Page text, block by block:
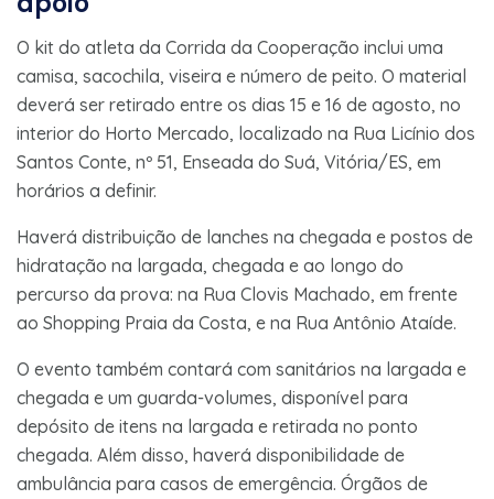
O kit do atleta da Corrida da Cooperação inclui uma
camisa, sacochila, viseira e número de peito. O material
deverá ser retirado entre os dias 15 e 16 de agosto, no
interior do Horto Mercado, localizado na Rua Licínio dos
Santos Conte, nº 51, Enseada do Suá, Vitória/ES, em
horários a definir.
Haverá distribuição de lanches na chegada e postos de
hidratação na largada, chegada e ao longo do
percurso da prova: na Rua Clovis Machado, em frente
ao Shopping Praia da Costa, e na Rua Antônio Ataíde.
O evento também contará com sanitários na largada e
chegada e um guarda-volumes, disponível para
depósito de itens na largada e retirada no ponto
chegada. Além disso, haverá disponibilidade de
ambulância para casos de emergência. Órgãos de